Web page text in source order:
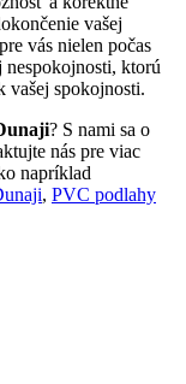
vašej
vás nielen počas
nespokojnosti, ktorú
vašej spokojnosti.
? S nami sa o
nás pre viac
napríklad
, PVC podlahy